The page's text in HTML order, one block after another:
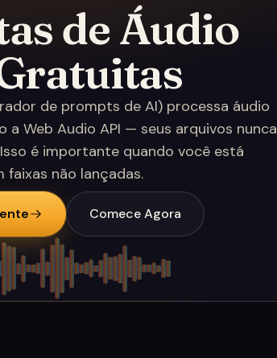
de Áudio
de prompts de AI) processa áudio
Web Audio API — seus arquivos nunca
é importante quando você está
faixas não lançadas.
Comece Agora